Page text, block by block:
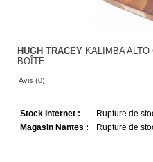
HUGH TRACEY KALIMBA
BOÎTE
Avis (0)
Stock Internet :
Rupture de
Magasin Nantes :
Rupture de